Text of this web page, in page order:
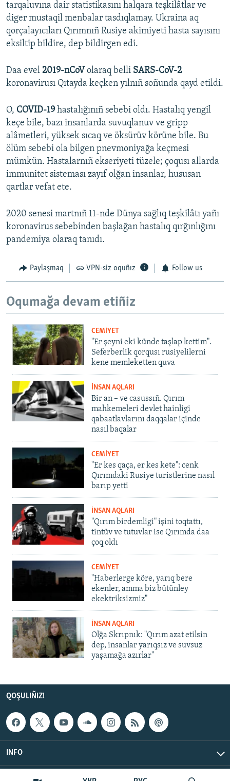
tarqaluvına dair statistikasını halqara teşkilâtlar ve
diger mustaqil menbalar tasdıqlamay. Ukraina aq
qorçalayıcıları Qırımnıñ Rusiye akimiyeti hasta sayısını
eksiltip bildire, dep bildirgen edi.
Daa evel 2019-nCoV olaraq belli SARS-CoV-2
koronavirusı Qıtayda keçken yılnıñ soñunda qayd etildi.
O, COVID-19 hastalığınıñ sebebi oldı. Hastalıq yengil
keçe bile, bazı insanlarda suvuqlanuv ve gripp
alâmetleri, yüksek sıcaq ve öksürüv körüne bile. Bu
ölüm sebebi ola bilgen pnevmoniyağa keçmesi
mümkün. Hastalarnıñ ekseriyeti tüzele; çoqusı allarda
immunitet sisteması zayıf olğan insanlar, hususan
qartlar vefat ete.
2020 senesi martnıñ 11-nde Dünya sağlıq teşkilâtı yañı
koronavirus sebebinden başlağan hastalıq qırğınlığını
pandemiya olaraq tanıdı.
Paylaşmaq VPN-siz oquñız Follow us
Oqumağa devam etiñiz
CEMİYET
"Er şeyni eki künde taşlap kettim".
Seferberlik qorqusı rusiyelilerni
kene memleketten quva
İNSAN AQLARI
Bir an – ve casussıñ. Qırım
mahkemeleri devlet hainligi
qabaatlavlarını daqqalar içinde
nasıl baqalar
CEMİYET
"Er kes qaça, er kes kete": cenk
Qırımdaki Rusiye turistlerine nasıl
barıp yetti
İNSAN AQLARI
"Qırım birdemligi" işini toqtattı,
tintüv ve tutuvlar ise Qırımda daa
çoq oldı
CEMİYET
"Haberlerge köre, yarıq bere
ekenler, amma biz bütünley
ekektriksizmiz"
İNSAN AQLARI
Olğa Skrıpnık: "Qırım azat etilsin
dep, insanlar yarıqsız ve suvsuz
yaşamağa azırlar"
QOŞULIÑIZ!
INFO